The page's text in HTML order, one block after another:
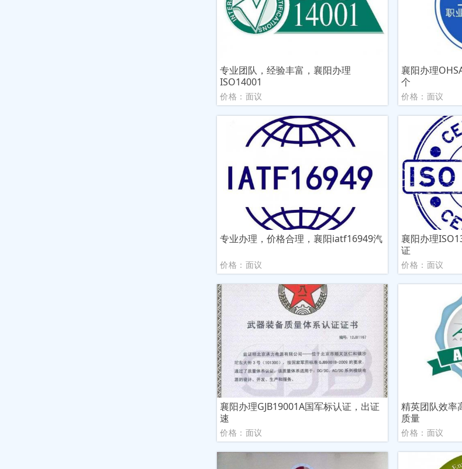
专业团队，经验丰富，襄阳办理
ISO14001
价格：面议
襄阳办理
个
价格：面议
专业办理，价格合理，襄阳iatf16949汽
价格：面议
襄阳办理
证
价格：面议
襄阳办理GJB19001A国军标认证，出证
速
价格：面议
精英团队效率
质量
价格：面议